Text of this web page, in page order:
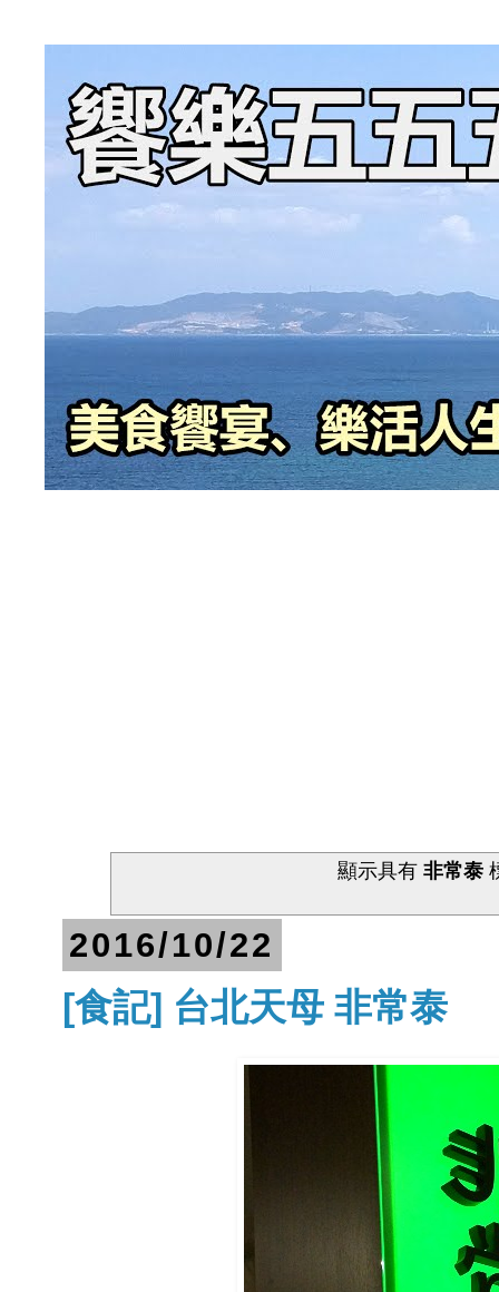
顯示具有 非常泰
2016/10/22
[食記] 台北天母 非常泰